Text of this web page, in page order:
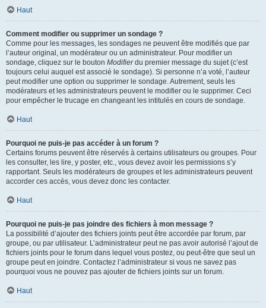
Haut
Comment modifier ou supprimer un sondage ?
Comme pour les messages, les sondages ne peuvent être modifiés que par
l’auteur original, un modérateur ou un administrateur. Pour modifier un
sondage, cliquez sur le bouton Modifierdu premier message du sujet (c’est
toujours celui auquel est associé le sondage). Si personne n’a voté, l’auteur
peut modifier une option ou supprimer le sondage. Autrement, seuls les
modérateurs et les administrateurs peuvent le modifier ou le supprimer. Ceci
pour empêcher le trucage en changeant les intitulés en cours de sondage.
Haut
Pourquoi ne puis-je pas accéder à un forum ?
Certains forums peuvent être réservés à certains utilisateurs ou groupes. Pour
les consulter, les lire, y poster, etc., vous devez avoir les permissions s’y
rapportant. Seuls les modérateurs de groupes et les administrateurs peuvent
accorder ces accès, vous devez donc les contacter.
Haut
Pourquoi ne puis-je pas joindre des fichiers à mon message ?
La possibilité d’ajouter des fichiers joints peut être accordée par forum, par
groupe, ou par utilisateur. L’administrateur peut ne pas avoir autorisé l’ajout de
fichiers joints pour le forum dans lequel vous postez, ou peut-être que seul un
groupe peut en joindre. Contactez l’administrateur si vous ne savez pas
pourquoi vous ne pouvez pas ajouter de fichiers joints sur un forum.
Haut